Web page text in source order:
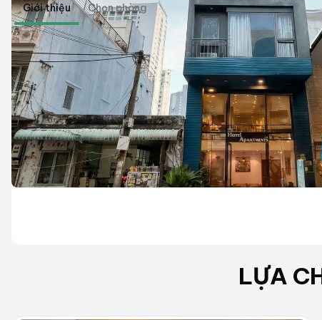
Giới thiệu Chọn phòng
Căn hộ đường Lê Thước
Tiện nghi
Giờ giấc tự do Có nhân viên quản lý tòa nhà
chỗ để xe ô tô Khu vực đậu xe Camera 24 / 24
LỰA